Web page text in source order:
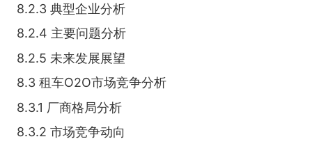
8.2.3 典型企业分析
8.2.4 主要问题分析
8.2.5 未来发展展望
8.3 租车O2O市场竞争分析
8.3.1 厂商格局分析
8.3.2 市场竞争动向